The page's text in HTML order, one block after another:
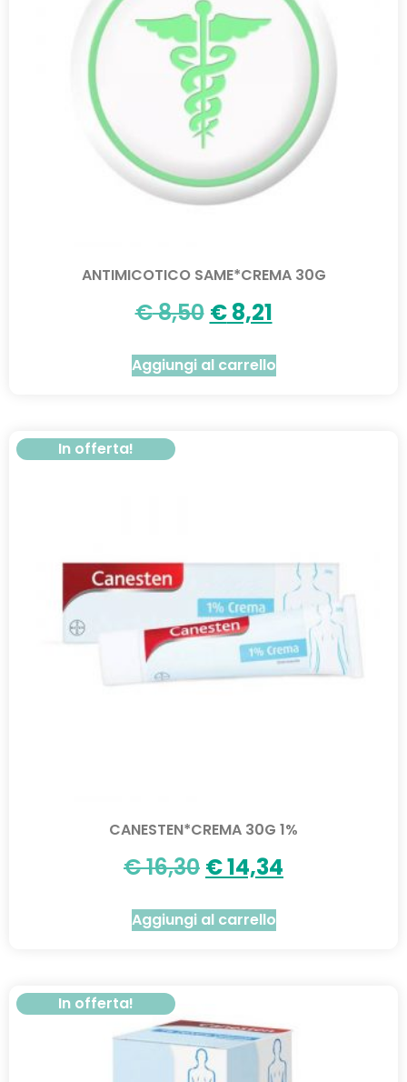
ANTIMICOTICO SAME*CREMA 30G
€8,50 €8,21
Aggiungi al carrello
In offerta!
CANESTEN*CREMA 30G 1%
€16,30 €14,34
Aggiungi al carrello
In offerta!